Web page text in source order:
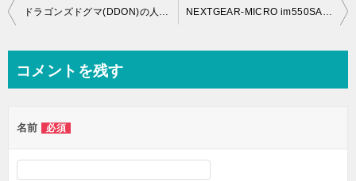
投
ビ
ー
シ
ドラゴンズドグマ(DDON)の人気がすご過ぎてログインゲームに！ NEXTGEAR-MICRO im550SA8-TVが1万円オフ！GTX960搭載で8万円台から！
コメントを残す
名前 必須